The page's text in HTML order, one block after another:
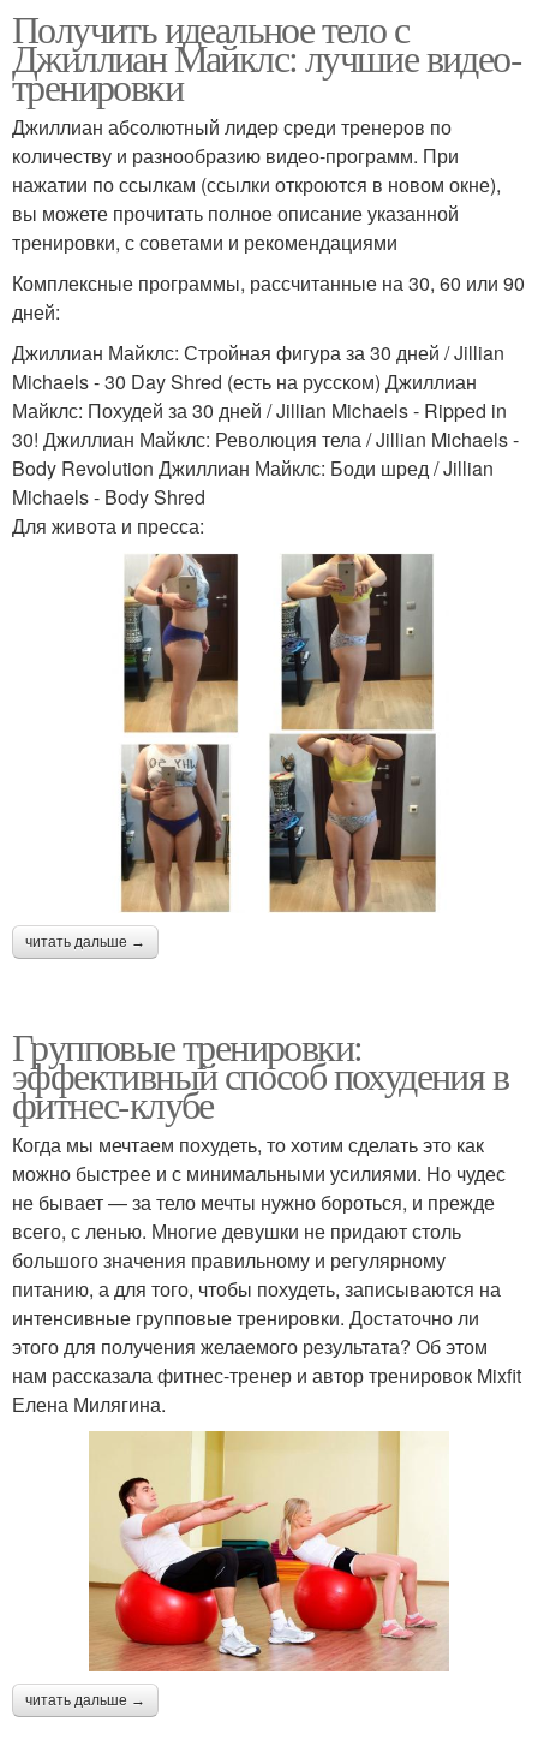
Получить идеальное тело с
Джиллиан Майклс: лучшие видео-
тренировки
Джиллиан абсолютный лидер среди тренеров по
количеству и разнообразию видео-программ. При
нажатии по ссылкам (ссылки откроются в новом окне),
вы можете прочитать полное описание указанной
тренировки, с советами и рекомендациями
Комплексные программы, рассчитанные на 30, 60 или 90
дней:
Джиллиан Майклс: Стройная фигура за 30 дней / Jillian
Michaels - 30 Day Shred (есть на русском) Джиллиан
Майклс: Похудей за 30 дней / Jillian Michaels - Ripped in
30! Джиллиан Майклс: Революция тела / Jillian Michaels -
Body Revolution Джиллиан Майклс: Боди шред / Jillian
Michaels - Body Shred
Для живота и пресса:
читать дальше →
Групповые тренировки:
эффективный способ похудения в
фитнес-клубе
Когда мы мечтаем похудеть, то хотим сделать это как
можно быстрее и с минимальными усилиями. Но чудес
не бывает — за тело мечты нужно бороться, и прежде
всего, с ленью. Многие девушки не придают столь
большого значения правильному и регулярному
питанию, а для того, чтобы похудеть, записываются на
интенсивные групповые тренировки. Достаточно ли
этого для получения желаемого результата? Об этом
нам рассказала фитнес-тренер и автор тренировок Mixfit
Елена Милягина.
читать дальше →